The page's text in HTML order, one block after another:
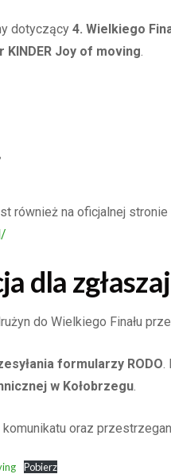
dotyczący 4. Wielkiego
Joy of moving
również na oficjalnej
dla
do Wielkiego Finału
formularzy RODO
w Kołobrzegu
oraz
Pobierz